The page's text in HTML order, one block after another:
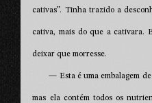
cativas”. Tinha trazido a
cativa, mais do que a cativara.
deixar que morresse.
— Esta é uma embalagem
mas ela contém todos os